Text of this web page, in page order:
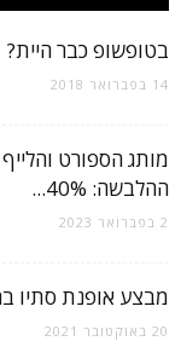
בטופשופ כבר היית?
14 בפברואר 2018
מותג הספורט
ההלבשה: 40%...
2 בפברואר 2023
מבצע אופנת סתיו
20 באוקטובר 2021